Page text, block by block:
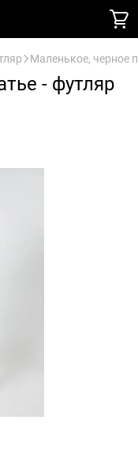
Маленькое, черное
- футляр